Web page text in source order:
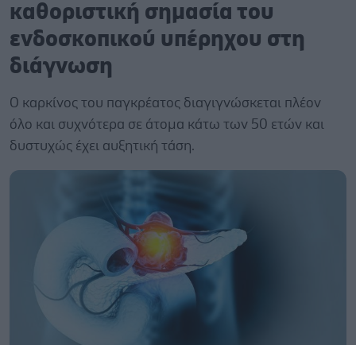
καθοριστική σημασία του
ενδοσκοπικού υπέρηχου στη
διάγνωση
Ο καρκίνος του παγκρέατος διαγιγνώσκεται πλέον
όλο και συχνότερα σε άτομα κάτω των 50 ετών και
δυστυχώς έχει αυξητική τάση.